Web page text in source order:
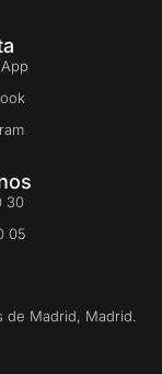
30
05
de Madrid, Madrid.